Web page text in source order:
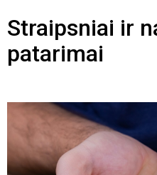
Straipsniai ir
patarimai